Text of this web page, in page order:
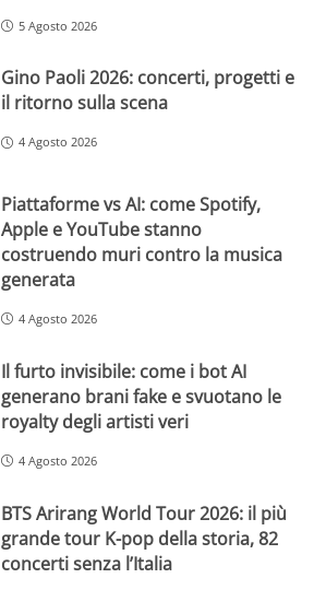
5 Agosto 2026
Gino Paoli 2026: concerti, progetti e
il ritorno sulla scena
4 Agosto 2026
Piattaforme vs AI: come Spotify,
Apple e YouTube stanno
costruendo muri contro la musica
generata
4 Agosto 2026
Il furto invisibile: come i bot AI
generano brani fake e svuotano le
royalty degli artisti veri
4 Agosto 2026
BTS Arirang World Tour 2026: il più
grande tour K-pop della storia, 82
concerti senza l’Italia